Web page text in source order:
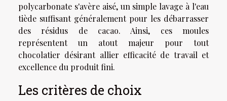
polycarbonate s'avère aisé, un simple lavage à l'eau
tiède suffisant généralement pour les débarrasser
des résidus de cacao. Ainsi, ces moules
représentent un atout majeur pour tout
chocolatier désirant allier efficacité de travail et
excellence du produit fini.
Les critères de choix